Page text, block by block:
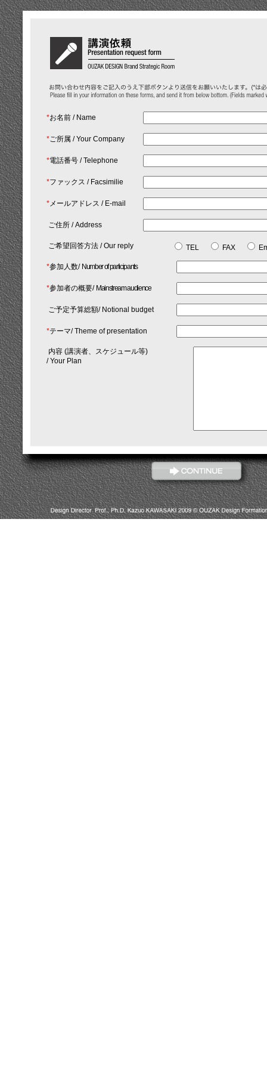
*お名前 / Name
*ご所属 / Your Company
*電話番号 / Telephone
*ファックス / Facsimilie
*メールアドレス / E-mail
ご住所 / Address
ご希望回答方法 / Our reply TEL FAX
*参加人数/ Number of participants
*参加者の概要/ Mainstream audience
ご予定予算総額/ Notional budget
*テーマ/ Theme of presentation
内容 (講演者、スケジュール等)
/ Your Plan